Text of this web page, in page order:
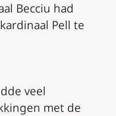
Becciu had
Pell te
veel
met de